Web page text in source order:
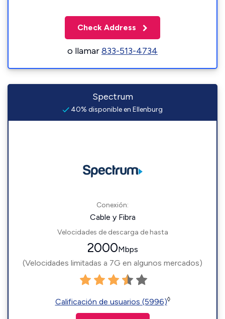
Check Address
o llamar833-513-4734
Spectrum
40% disponible en Ellenburg
Conexión:
Cable y Fibra
Velocidades de descarga de hasta
2000Mbps
(Velocidades limitadas a 7G en algunos mercados)
Calificación de usuarios (5996)◊